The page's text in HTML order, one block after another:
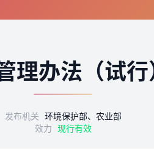
办法（试行
发布机关 环境保护部、农业部
效力 现行有效